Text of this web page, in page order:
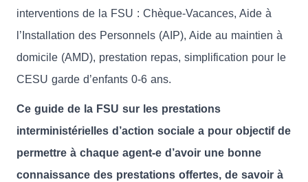
interventions de la FSU : Chèque-Vacances, Aide à
l’Installation des Personnels (AIP), Aide au maintien à
domicile (AMD), prestation repas, simplification pour le
CESU garde d’enfants 0-6 ans.
Ce guide de la FSU sur les prestations
interministérielles d’action sociale a pour objectif de
permettre à chaque agent-e d’avoir une bonne
connaissance des prestations offertes, de savoir à